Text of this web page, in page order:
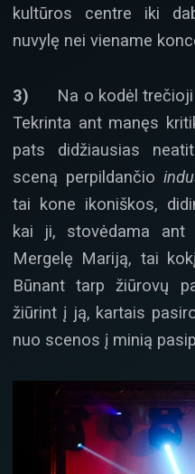
kultūros centre iki
nuvylę nei viename
3) Na o kodėl trečioji
Tekrinta ant manęs
pats didžiausias
sceną perpildančio
tai kone ikoniškos,
kai ji, stovėdama ant
Mergelę Mariją, tai
Būnant tarp žiūrovų
žiūrint į ją, kartais
nuo scenos į minią